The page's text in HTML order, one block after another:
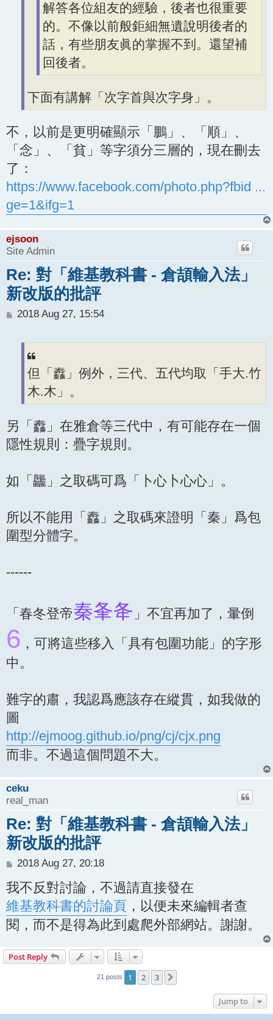
解答各位組友的經驗，後者也很重要
的。不像以前般鉅細無遺說明後者的
話，有些朋友眞的掌握不到。還望補
回後者。
下面有講解「次字首與次字身」。
不，以前是更明確顯示「鵬」、「順」、
「念」、「貧」等字須分三層的，現在刪去
了：
https://www.facebook.com/photo.php?fbid ...
ge=1&ifg=1
ejsoon
Site Admin
Re: 對「維基教科書 - 倉頡輸入法」
新改版的批評
P
2018 Aug 27, 15:54
但「䆐」例外，三代、五代均取「手大.竹
木.木」。
另「䆐」在雅倉等三代中，有可能存在一個
隱性規則：疊字規則。
如「龘」之取碼可爲「卜心卜心心」。
所以不能用「䆐」之取碼來證明「秦」爲包
圍型分體字。
------
「春冬登帝秦夆夅 」不宜再加了，暈倒
6 ，可將這些移入「具有包圍功能」的字形
中。
難字的肅，我認爲應該存在縱貫，如我做的
圖
http://ejmoog.github.io/png/cj/cjx.png
而非。不過這個問題不大。
ceku
real_man
Re: 對「維基教科書 - 倉頡輸入法」
新改版的批評
P
s
t
2018 Aug 27, 20:18
我不反對討論，不過請直接發在
維基教科書的討論頁 ，以便未來編輯者查
閱，而不是得為此到處爬外部網站。謝謝。
Post Reply
21 posts 1 2 3
Jump to